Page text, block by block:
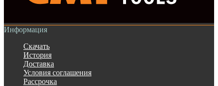
Информация
Скачать
История
Доставка
Условия соглашения
Рассрочка